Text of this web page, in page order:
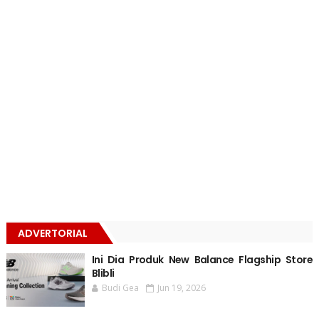
ADVERTORIAL
Ini Dia Produk New Balance Flagship Store
Blibli
Budi Gea Jun 19, 2026